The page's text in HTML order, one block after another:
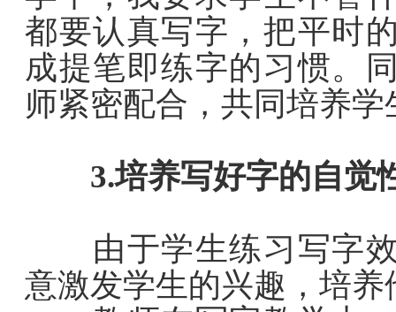
都要认真写字，把平时
成提笔即练字的习惯。
师紧密配合，共同培养
3.培养写好字的自觉
由于学生练习写字效
意激发学生的兴趣，培